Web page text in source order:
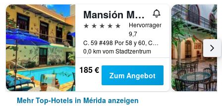
Mansión Mérida Boutique Hotel - Restaurant
5 Sterne
Hervorragend
9,7
C. 59 #498 Por 58 y 60, Col. Centro, Mérida, Yucatán, Mexiko
0,0 km vom Stadtzentrum
185 € Zum Angebot
Mehr Top-Hotels in Mérida anzeigen